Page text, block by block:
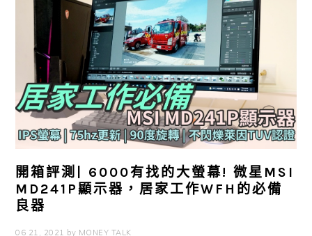
開箱評測| 6000有找的大螢幕! 微星MSI
MD241P顯示器，居家工作WFH的必備
良器
06 21, 2021 by MONEY TALK